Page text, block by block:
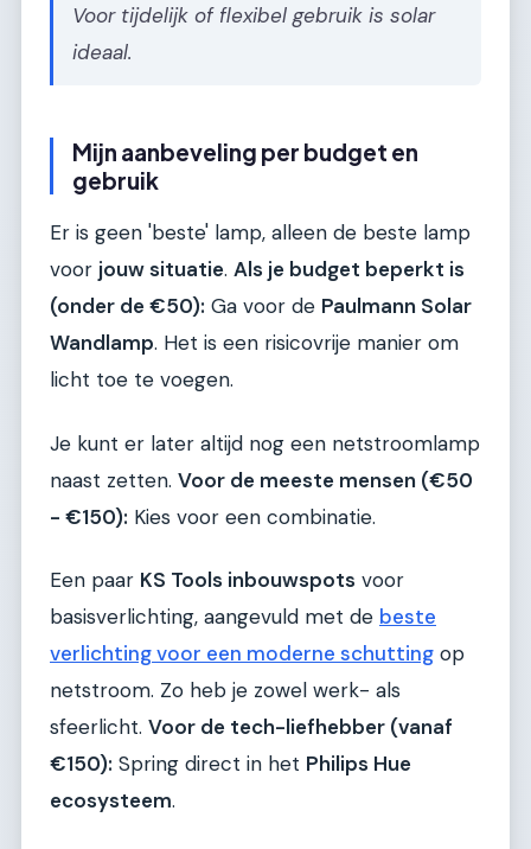
Voor tijdelijk of flexibel gebruik is solar
ideaal.
Mijn aanbeveling per budget en
gebruik
Er is geen 'beste' lamp, alleen de beste lamp
voor jouw situatie. Als je budget beperkt is
(onder de €50): Ga voor de Paulmann Solar
Wandlamp. Het is een risicovrije manier om
licht toe te voegen.
Je kunt er later altijd nog een netstroomlamp
naast zetten. Voor de meeste mensen (€50
- €150): Kies voor een combinatie.
Een paar KS Tools inbouwspots voor
basisverlichting, aangevuld met de beste
verlichting voor een moderne schutting op
netstroom. Zo heb je zowel werk- als
sfeerlicht. Voor de tech-liefhebber (vanaf
€150): Spring direct in het Philips Hue
ecosysteem.